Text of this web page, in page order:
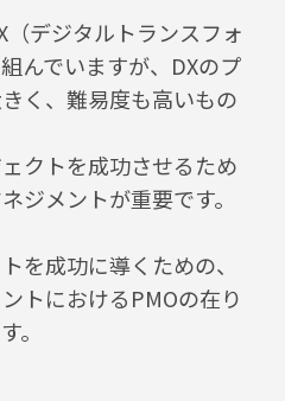
デジタルトランスフォ
んでいますが、DXのプ
く、難易度も高いもの
クトを成功させるため
ジメントが重要です。
を成功に導くための、
トにおけるPMOの在り
。